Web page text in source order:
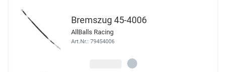
Bremszug 45-4006
AllBalls Racing
Art.Nr.: 79454006